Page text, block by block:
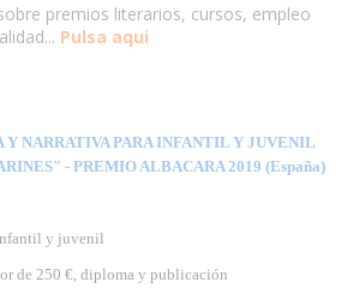
premios literarios, cursos, empleo
Pulsa aqui
NARRATIVA PARA INFANTIL Y JUVENIL
- PREMIO ALBACARA 2019 (España)
y juvenil
de 250 €, diploma y publicación